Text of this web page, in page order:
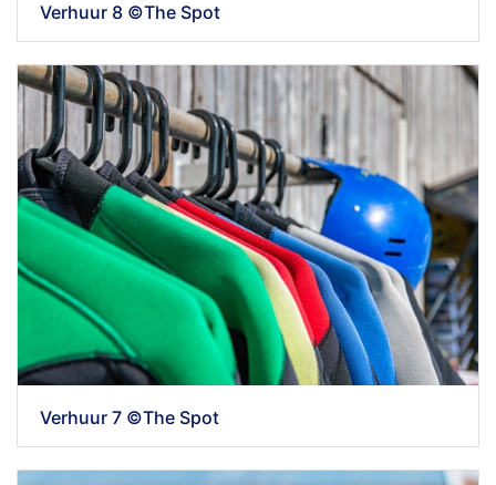
Verhuur 8 ©The Spot
Verhuur 7 ©The Spot